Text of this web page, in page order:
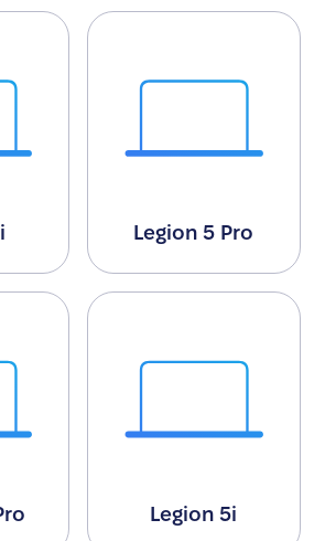
Legion 5 Pro
Legion 5i